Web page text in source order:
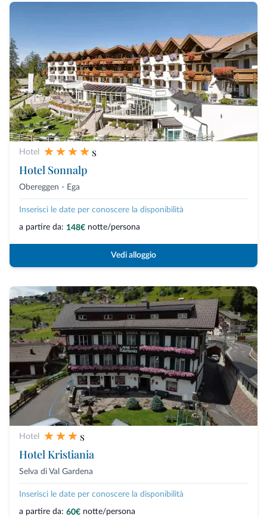
Hotel
s
Hotel Sonnalp
Obereggen - Ega
Inserisci le date per conoscere la disponibilità
a partire da: 148€ notte/persona
Vedi alloggio
Hotel
s
Hotel Kristiania
Selva di Val Gardena
Inserisci le date per conoscere la disponibilità
a partire da: 60€ notte/persona